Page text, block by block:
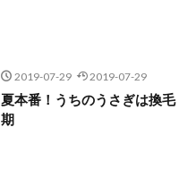
2019-07-29 2019-07-29
夏本番！うちのうさぎは換毛
期